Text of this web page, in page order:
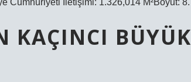
Cumhuriyeti İletişimi: 1.326,014 M²Boyut: 8.
KAÇINCI BÜYÜK